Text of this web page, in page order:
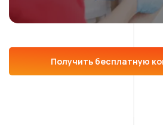
Получить бесплатную